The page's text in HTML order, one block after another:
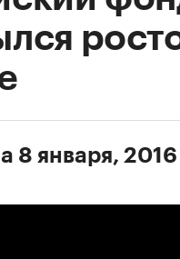
8 января, 2016